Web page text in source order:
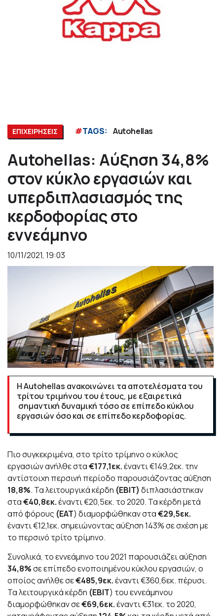
ΕΠΙΧΕΙΡΗΣΕΙΣ #TAGS: Autohellas
Autohellas: Αύξηση 34,8%
στον κύκλο εργασιών και
υπερδιπλασιασμός της
κερδοφορίας στο
εννεάμηνο
10/11/2021, 19:03
Η Autohellas ανακοινώνει τα αποτελέσματα του
τρίτου τριμήνου του έτους, με εξαιρετικά
σημαντική δυναμική τόσο σε επίπεδο κύκλου
εργασιών όσο και σε επίπεδο κερδοφορίας.
Πιο συγκεκριμένα, στο τρίτο τρίμηνο ο κύκλος
εργασιών ανήλθε στα€177,1εκ.έναντι €149,2εκ. την
αντίστοιχη περσινή περίοδο παρουσιάζοντας αύξηση
18,8%. Τα λειτουργικά κέρδη (ΕΒΙΤ) διπλασιάστηκαν
στα€40,8εκ.έναντι €20,5εκ. το 2020. Τα κέρδη μετά
από φόρους (ΕΑΤ) διαμορφώθηκαν στα€29,5εκ.
έναντι €12,1εκ. σημειώνοντας αύξηση 143% σε σχέση με
το περσινό τρίτο τρίμηνο.
Συνολικά, το εννεάμηνο του 2021 παρουσιάζει αύξηση
34,8%σε επίπεδο ενοποιημένου κύκλου εργασιών, ο
οποίος ανήλθε σε€485,9εκ.έναντι €360,6εκ. πέρυσι.
Τα λειτουργικά κέρδη (ΕΒΙΤ) του εννεάμηνου
διαμορφώθηκαν σε€69,6εκ.έναντι €31εκ. το 2020,